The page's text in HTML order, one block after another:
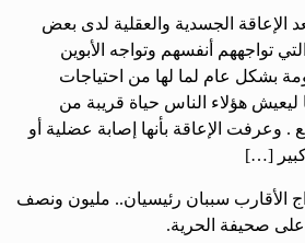
الإعاقة الجسدية والعقلية لدى بعض
تواجههم أنفسهم وتواجه الأبوين
بشكل عام لما لها من احتياجات
ليعيش هؤلاء الناس حياة قريبة من
. وعرفت الإعاقة بأنها إصابة عضلية أو
[…]
الأقارب سببان رئيسيان.. مليون ونصف
على صحيفة الحرية.